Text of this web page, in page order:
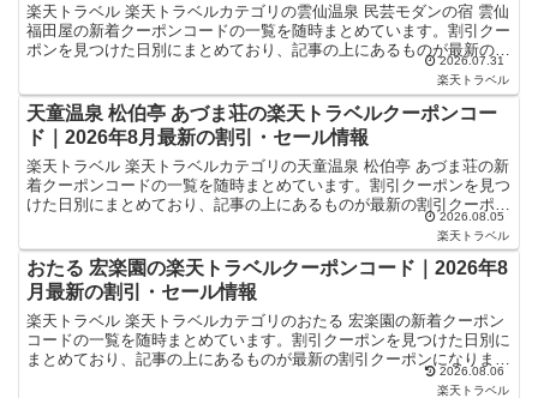
楽天トラベル 楽天トラベルカテゴリの雲仙温泉 民芸モダンの宿 雲仙
福田屋の新着クーポンコードの一覧を随時まとめています。割引クー
ポンを見つけた日別にまとめており、記事の上にあるものが最新の割
引クーポンになります。ホテル・旅館宿泊の予約などで... 2026.07.31
楽天トラベル
天童温泉 松伯亭 あづま荘の楽天トラベルクーポンコー
ド｜2026年8月最新の割引・セール情報
楽天トラベル 楽天トラベルカテゴリの天童温泉 松伯亭 あづま荘の新
着クーポンコードの一覧を随時まとめています。割引クーポンを見つ
けた日別にまとめており、記事の上にあるものが最新の割引クーポン
になります。ホテル・旅館宿泊の予約などで使えるクー... 2026.08.05
楽天トラベル
おたる 宏楽園の楽天トラベルクーポンコード｜2026年8
月最新の割引・セール情報
楽天トラベル 楽天トラベルカテゴリのおたる 宏楽園の新着クーポン
コードの一覧を随時まとめています。割引クーポンを見つけた日別に
まとめており、記事の上にあるものが最新の割引クーポンになりま
す。ホテル・旅館宿泊の予約などで使えるクーポンやセール...2026.08.06
楽天トラベル